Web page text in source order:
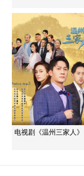
电视剧《温州三家人》